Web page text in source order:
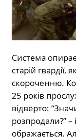
Система
старій гвардії,
скороченню.
25 років
відверто:
розпродали?”
ображається.